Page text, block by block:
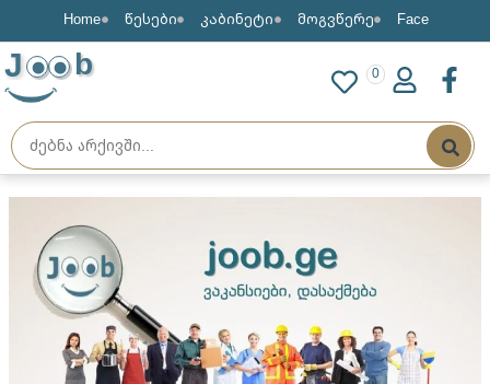
Home წესები კაბინეტი მოგვწერე Face
J b 0